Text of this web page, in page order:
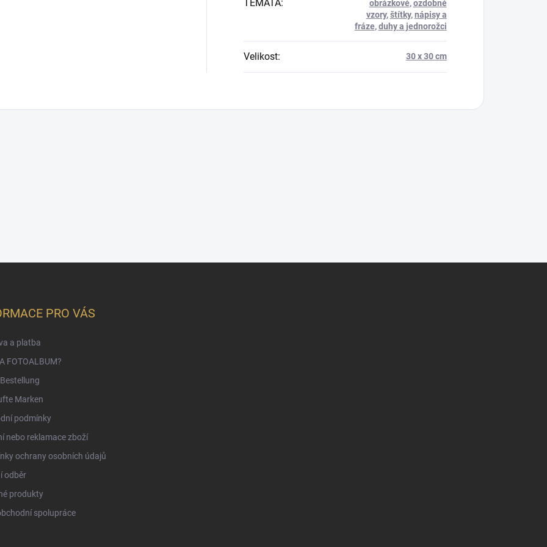
TÉMATA: obrázkové,ozdobné
vzory,štítky,nápisy a
fráze,duhy a jednorožci
Velikost: 30 x 30 cm
PRO VÁS
a platba
FOTOALBUM?
Marken
podmínky
nebo reklamace zboží
ochrany osobních údajů
odběr
produkty
spolupráce